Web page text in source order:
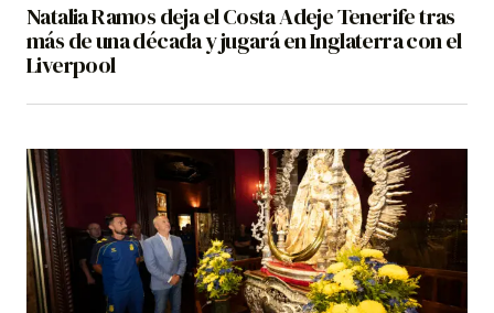
Natalia Ramos deja el Costa Adeje Tenerife tras
más de una década y jugará en Inglaterra con el
Liverpool